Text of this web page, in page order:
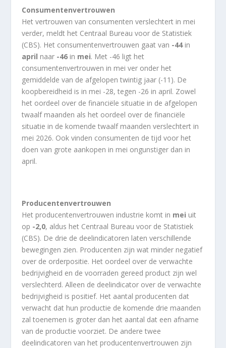
Consumentenvertrouwen
Het vertrouwen van consumenten verslechtert in mei
verder, meldt het Centraal Bureau voor de Statistiek
(CBS). Het consumentenvertrouwen gaat van -44in
april naar-46in mei. Met -46 ligt het
consumentenvertrouwen in mei ver onder het
gemiddelde van de afgelopen twintig jaar (-11). De
koopbereidheid is in mei -28, tegen -26 in april. Zowel
het oordeel over de financiële situatie in de afgelopen
twaalf maanden als het oordeel over de financiële
situatie in de komende twaalf maanden verslechtert in
mei 2026. Ook vinden consumenten de tijd voor het
doen van grote aankopen in mei ongunstiger dan in
april.
Producentenvertrouwen
Het producentenvertrouwen industrie komt in mei uit
op -2,0, aldus het Centraal Bureau voor de Statistiek
(CBS). De drie de deelindicatoren laten verschillende
bewegingen zien. Producenten zijn wat minder negatief
over de orderpositie. Het oordeel over de verwachte
bedrijvigheid en de voorraden gereed product zijn wel
verslechterd. Alleen de deelindicator over de verwachte
bedrijvigheid is positief. Het aantal producenten dat
verwacht dat hun productie de komende drie maanden
zal toenemen is groter dan het aantal dat een afname
van de productie voorziet. De andere twee
deelindicatoren van het producentenvertrouwen zijn